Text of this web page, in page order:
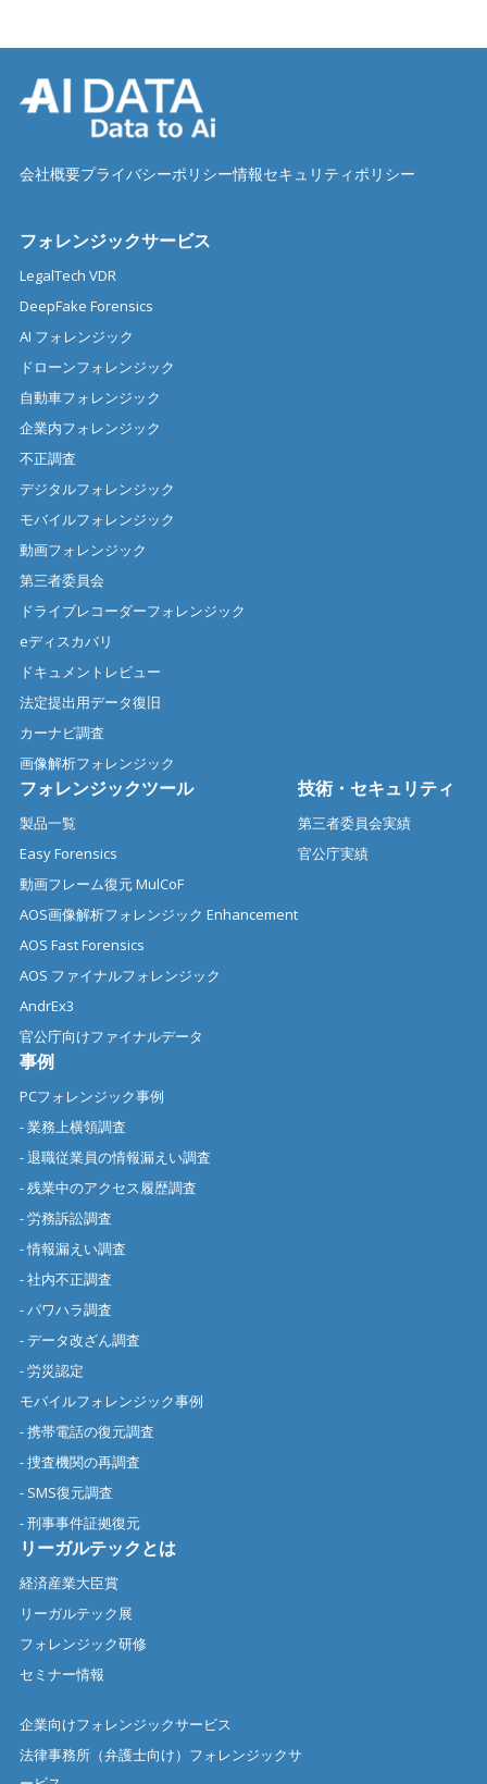
会社概要プライバシーポリシー情報セキュリティポリシー
フォレンジックサービス
LegalTech VDR
DeepFake Forensics
AI フォレンジック
ドローンフォレンジック
自動車フォレンジック
企業内フォレンジック
不正調査
デジタルフォレンジック
モバイルフォレンジック
動画フォレンジック
第三者委員会
ドライブレコーダーフォレンジック
eディスカバリ
ドキュメントレビュー
法定提出用データ復旧
カーナビ調査
画像解析フォレンジック
フォレンジックツール
製品一覧
Easy Forensics
動画フレーム復元 MulCoF
AOS画像解析フォレンジック Enhancement
AOS Fast Forensics
AOS ファイナルフォレンジック
AndrEx3
官公庁向けファイナルデータ
技術・セキュリティ
第三者委員会実績
官公庁実績
事例
PCフォレンジック事例
- 業務上横領調査
- 退職従業員の情報漏えい調査
- 残業中のアクセス履歴調査
- 労務訴訟調査
- 情報漏えい調査
- 社内不正調査
- パワハラ調査
- データ改ざん調査
- 労災認定
モバイルフォレンジック事例
- 携帯電話の復元調査
- 捜査機関の再調査
- SMS復元調査
- 刑事事件証拠復元
リーガルテックとは
経済産業大臣賞
リーガルテック展
フォレンジック研修
セミナー情報
企業向けフォレンジックサービス
法律事務所（弁護士向け）フォレンジックサ